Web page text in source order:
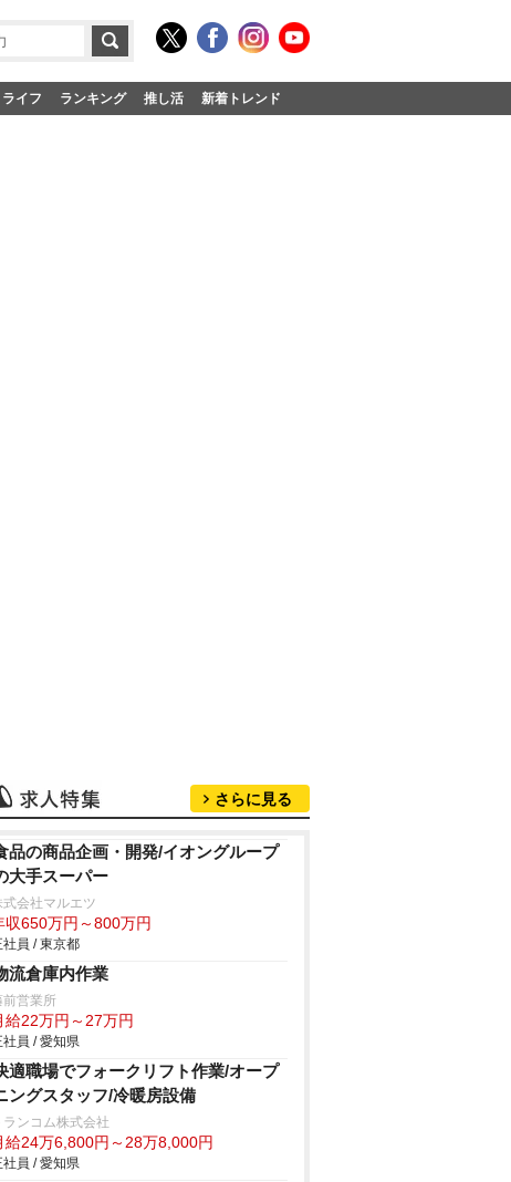
ライフ ランキング 推し活 新着トレンド
さらに見る
品の商品企画・開発/イオングループ
大手スーパー
式会社マルエツ
収650万円～800万円
社員 / 東京都
流倉庫内作業
前営業所
給22万円～27万円
社員 / 愛知県
適職場でフォークリフト作業/オープ
ングスタッフ/冷暖房設備
ランコム株式会社
給24万6,800円～28万8,000円
社員 / 愛知県